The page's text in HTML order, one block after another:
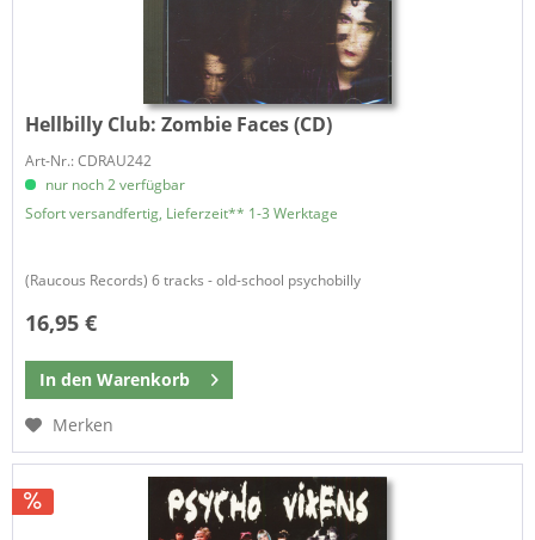
Hellbilly Club:Zombie Faces (CD)
Art-Nr.: CDRAU242
nur noch 2 verfügbar
Sofort versandfertig, Lieferzeit** 1-3 Werktage
(Raucous Records) 6 tracks - old-school psychobilly
16,95 €
In den Warenkorb
Merken